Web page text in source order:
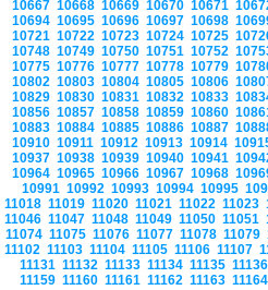
10667 10668 10669 10670 10671
10694 10695 10696 10697 10698
10721 10722 10723 10724 10725
10748 10749 10750 10751 10752
10775 10776 10777 10778 10779
10802 10803 10804 10805 10806
10829 10830 10831 10832 10833
10856 10857 10858 10859 10860
10883 10884 10885 10886 10887
10910 10911 10912 10913 10914
10937 10938 10939 10940 10941
10964 10965 10966 10967 10968
10991 10992 10993 10994 10995
11018 11019 11020 11021 11022 11023
11046 11047 11048 11049 11050 11051
11074 11075 11076 11077 11078 11079
11102 11103 11104 11105 11106 11107
11131 11132 11133 11134 11135 11136
11159 11160 11161 11162 11163 11164